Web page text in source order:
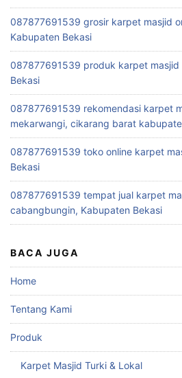
087877691539 grosir karpet masjid
Kabupaten Bekasi
087877691539 produk karpet
Bekasi
087877691539 rekomendasi karpet
mekarwangi, cikarang barat
087877691539 toko online karpet
Bekasi
087877691539 tempat jual karpet
cabangbungin, Kabupaten Bekasi
BACA JUGA
Home
Tentang Kami
Produk
Karpet Masjid Turki & Lokal